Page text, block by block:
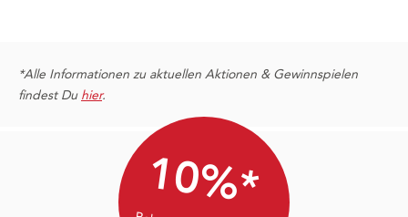
*Alle Informationen zu aktuellen Aktionen & Gewinnspielen
findest Du hier.
10%*